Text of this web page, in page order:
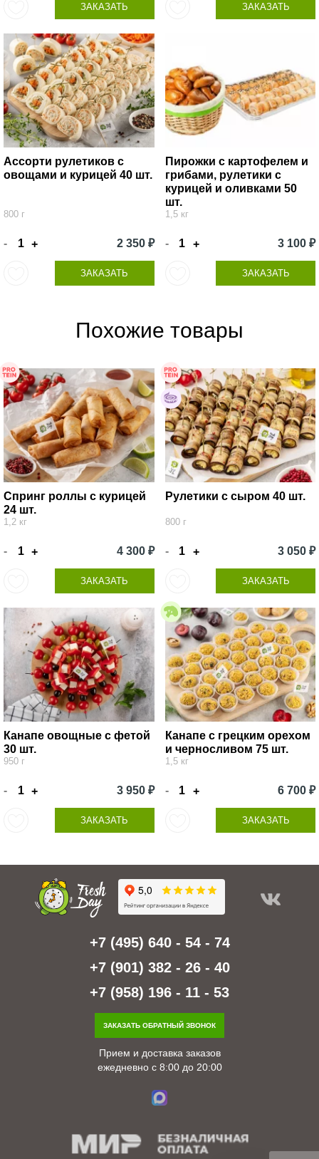
ЗАКАЗАТЬ ЗАКАЗАТЬ
Ассорти рулетиков с
овощами и курицей 40 шт.
800 г
- + 2 350 ₽
ЗАКАЗАТЬ
Пирожки с картофелем и
грибами, рулетики с
курицей и оливками 50
шт.
1,5 кг
- + 3 100 ₽
ЗАКАЗАТЬ
Похожие товары
Спринг роллы с курицей
24 шт.
1,2 кг
- + 4 300 ₽
ЗАКАЗАТЬ
Рулетики с сыром 40 шт.
800 г
- + 3 050 ₽
ЗАКАЗАТЬ
Канапе овощные с фетой
30 шт.
950 г
- + 3 950 ₽
ЗАКАЗАТЬ
Канапе с грецким орехом
и черносливом 75 шт.
1,5 кг
- + 6 700 ₽
ЗАКАЗАТЬ
+7 (495) 640 - 54 - 74
+7 (901) 382 - 26 - 40
+7 (958) 196 - 11 - 53
ЗАКАЗАТЬ ОБРАТНЫЙ ЗВОНОК
Прием и доставка заказов
ежедневно с 8:00 до 20:00